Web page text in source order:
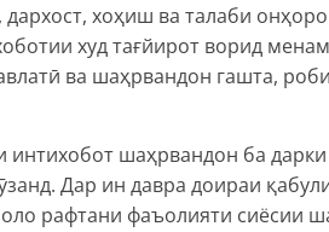
хоҳиш ва талаби
худ тағйирот ворид
ва шаҳрвандон гашта,
интихобот шаҳрвандон ба
Дар ин давра доираи
рафтани фаъолияти сиёсии